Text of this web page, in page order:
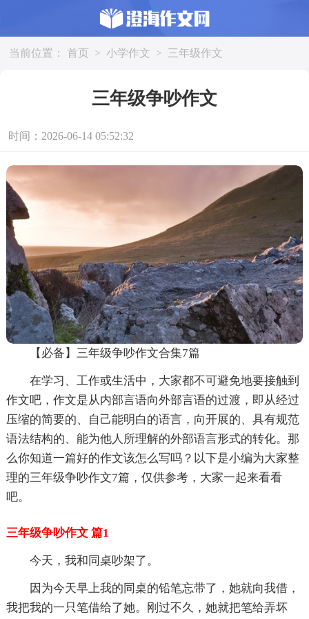
当前位置： 首页 > 小学作文 > 三年级作文
三年级争吵作文
时间：2026-06-14 05:52:32
【必备】三年级争吵作文合集7篇
在学习、工作或生活中，大家都不可避免地要接触到
作文吧，作文是从内部言语向外部言语的过渡，即从经过
压缩的简要的、自己能明白的语言，向开展的、具有规范
语法结构的、能为他人所理解的外部语言形式的转化。那
么你知道一篇好的作文该怎么写吗？以下是小编为大家整
理的三年级争吵作文7篇，仅供参考，大家一起来看看
吧。
三年级争吵作文 篇1
今天，我和同桌吵架了。
因为今天早上我的同桌的铅笔忘带了，她就向我借，
我把我的一只笔借给了她。刚过不久，她就把笔给弄坏